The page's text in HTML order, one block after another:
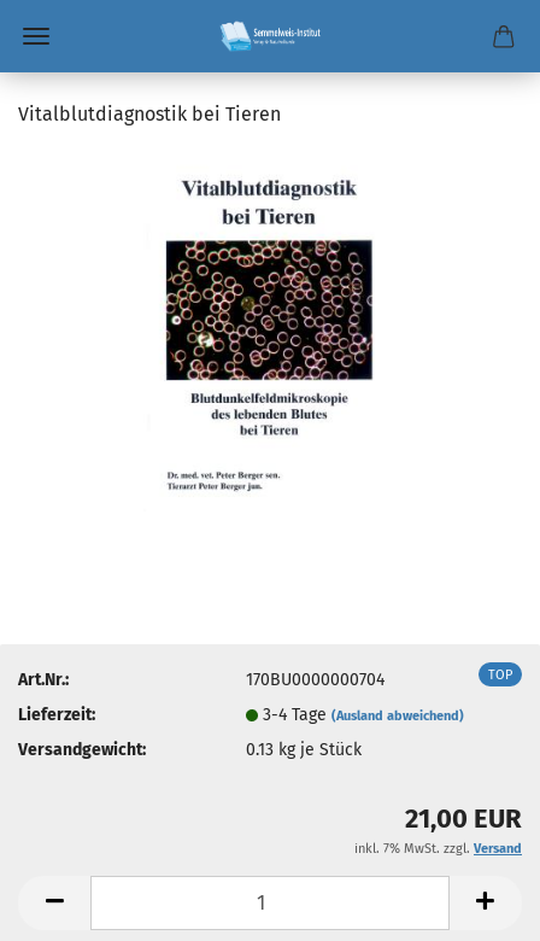
Vitalblutdiagnostik bei Tieren
TOP
Art.Nr.:
170BU0000000704
Lieferzeit:
3-4 Tage(Ausland abweichend)
Versandgewicht: 0.13 kg je Stück
21,00 EUR
inkl. 7% MwSt. zzgl. Versand